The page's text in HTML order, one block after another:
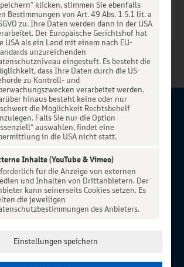
Entertain
der BBBank. Auf unserem einzigartigen
für atemberaubende Konzerte,
die Fußball-Bundesliga sowie die
und die Europa League.
mit
klicken, stimmen Sie ebenfalls
Bestimmungen von Art. 49 Abs. 1 S.1 lit. a
zu. Ihre Daten werden dann in der USA
Der Europäische Gerichtshof hat
USA als ein Land mit einem nach EU-
unzureichenden
eingestuft. Es besteht die
dass Ihre Daten durch die US-
zu Kontroll- und
verarbeitet werden.
hinaus besteht keine oder nur
die Möglichkeit Rechtsbehelf
Falls Sie nur die Option
auswählen, findet eine
in die USA nicht statt.
Inhalte (YouTube & Vimeo)
für die Anzeige von externen
und Inhalten von Drittanbietern. Der
kann seinerseits Cookies setzen. Es
die jeweiligen
des Anbieters.
Einstellungen speichern